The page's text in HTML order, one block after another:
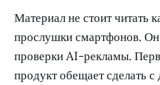
Материал не стоит читать
прослушки смартфонов. Он
проверки AI-рекламы.
продукт обещает сделать